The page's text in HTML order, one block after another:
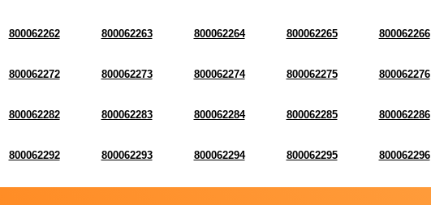
800062262 800062263 800062264 800062265 800062266
800062272 800062273 800062274 800062275 800062276
800062282 800062283 800062284 800062285 800062286
800062292 800062293 800062294 800062295 800062296